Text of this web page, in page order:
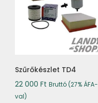
Szűrőkészlet TD4
22 000 Ft Bruttó (27% ÁFA-
val)